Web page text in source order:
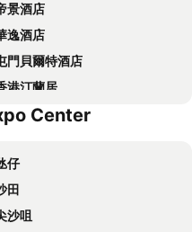
景酒店
逸酒店
門貝爾特酒店
港汀蘭居
Tsuen Wan, Hong Kong
Ease Access Tsuen Wan
Points by Sheraton Hong Kong, Tung Chung
Kong Disneyland Hotel
Center
仔
田
沙咀